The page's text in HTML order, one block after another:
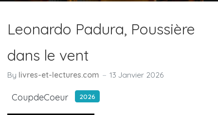
Leonardo Padura, Poussière
dans le vent
By livres-et-lectures.com 13 Janvier 2026
CoupdeCoeur 2026